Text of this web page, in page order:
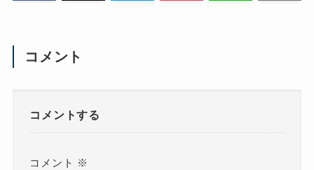
コメント
コメントする
コメント ※